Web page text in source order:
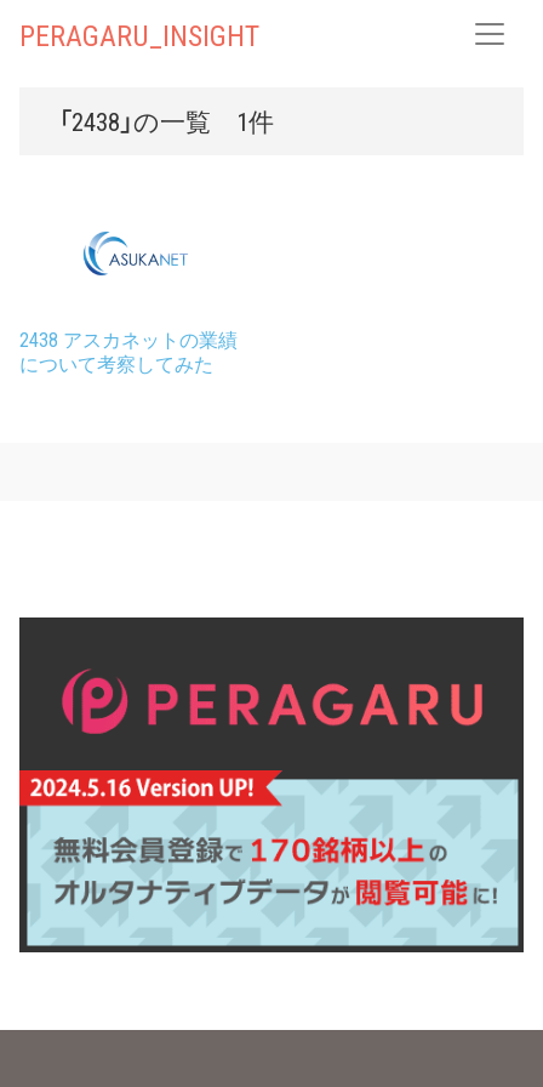
PERAGARU_INSIGHT
「2438」の一覧 1件
2438 アスカネットの業績
について考察してみた